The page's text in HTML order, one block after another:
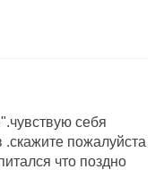
себя
пожалуйста
что поздно